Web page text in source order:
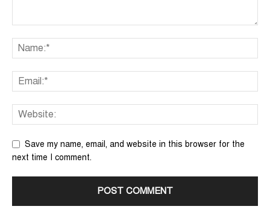
Save my name, email, and website in this browser for the
next time I comment.